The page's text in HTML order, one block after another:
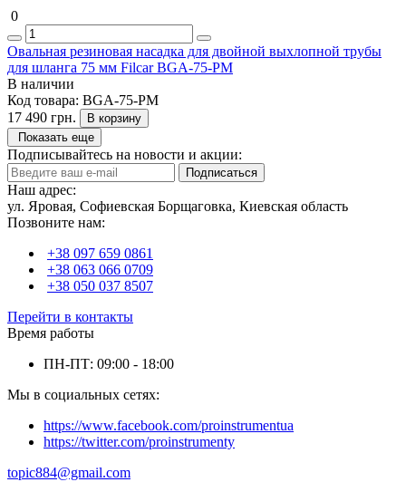
0
Овальная резиновая насадка для двойной выхлопной трубы
для шланга 75 мм Filcar BGA-75-PM
В наличии
Код товара: BGA-75-PM
17 490 грн.
В корзину
Показать еще
Подписывайтесь на новости и акции:
Подписаться
Наш адрес:
ул. Яровая, Софиевская Борщаговка, Киевская область
Позвоните нам:
+38 097 659 0861
+38 063 066 0709
+38 050 037 8507
Перейти в контакты
Время работы
ПН-ПТ: 09:00 - 18:00
Мы в социальных сетях:
https://www.facebook.com/proinstrumentua
https://twitter.com/proinstrumenty
topic884@gmail.com